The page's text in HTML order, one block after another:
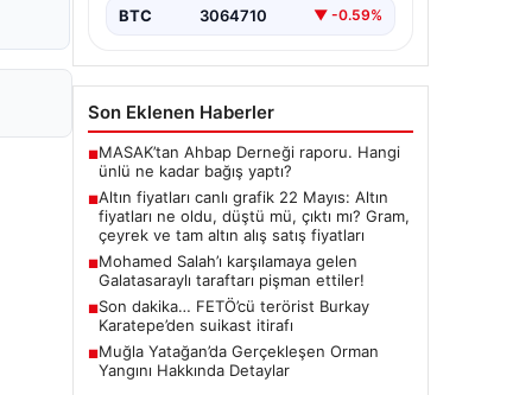
butlan kararı…
BTC 3064710 ▼ -0.59%
Son Eklenen Haberler
■MASAK’tan Ahbap Derneği raporu. Hangi
ünlü ne kadar bağış yaptı?
■Altın fiyatları canlı grafik 22 Mayıs: Altın
fiyatları ne oldu, düştü mü, çıktı mı? Gram,
çeyrek ve tam altın alış satış fiyatları
■Mohamed Salah’ı karşılamaya gelen
Galatasaraylı taraftarı pişman ettiler!
■Son dakika… FETÖ’cü terörist Burkay
Karatepe’den suikast itirafı
■Muğla Yatağan’da Gerçekleşen Orman
Yangını Hakkında Detaylar